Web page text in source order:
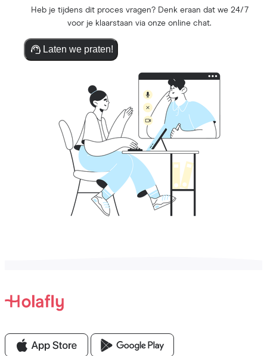
Heb je tijdens dit proces vragen? Denk eraan dat we 24/7
voor je klaarstaan via onze online chat.
Laten we praten!